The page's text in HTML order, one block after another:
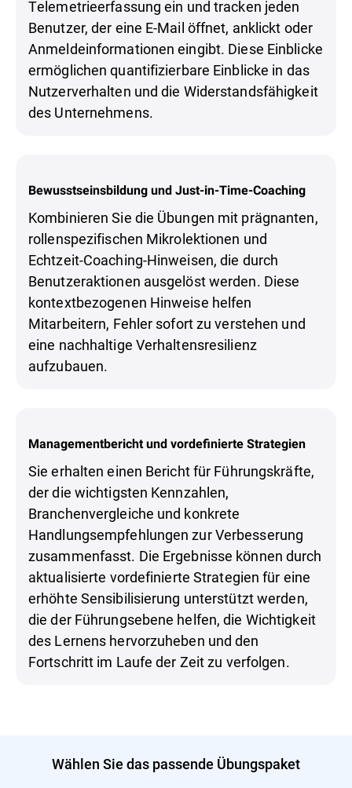
Telemetrieerfassung ein und tracken jeden
Benutzer, der eine E-Mail öffnet, anklickt oder
Anmeldeinformationen eingibt. Diese Einblicke
ermöglichen quantifizierbare Einblicke in das
Nutzerverhalten und die Widerstandsfähigkeit
des Unternehmens.
Bewusstseinsbildung und Just-in-Time-Coaching
Kombinieren Sie die Übungen mit prägnanten,
rollenspezifischen Mikrolektionen und
Echtzeit-Coaching-Hinweisen, die durch
Benutzeraktionen ausgelöst werden. Diese
kontextbezogenen Hinweise helfen
Mitarbeitern, Fehler sofort zu verstehen und
eine nachhaltige Verhaltensresilienz
aufzubauen.
Managementbericht und vordefinierte Strategien
Sie erhalten einen Bericht für Führungskräfte,
der die wichtigsten Kennzahlen,
Branchenvergleiche und konkrete
Handlungsempfehlungen zur Verbesserung
zusammenfasst. Die Ergebnisse können durch
aktualisierte vordefinierte Strategien für eine
erhöhte Sensibilisierung unterstützt werden,
die der Führungsebene helfen, die Wichtigkeit
des Lernens hervorzuheben und den
Fortschritt im Laufe der Zeit zu verfolgen.
Wählen Sie das passende Übungspaket